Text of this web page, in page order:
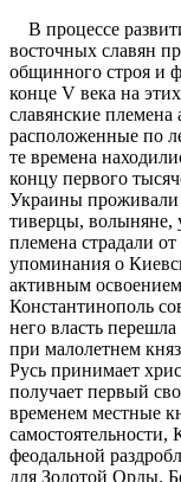
В процессе
восточных славян
общинного строя и
конце V века на
славянские
расположенные по
те времена
концу первого
Украины проживали
тиверцы, волыняне,
племена страдали
упоминания о
активным
Константинополь
него власть
при малолетнем
Русь принимает
получает первый
временем местные
самостоятельности,
феодальной
для Золотой Орды.